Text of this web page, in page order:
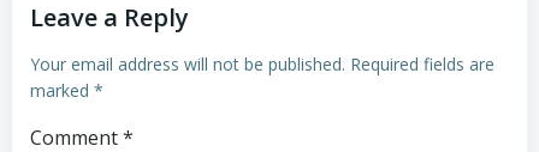
Leave a Reply
Your email address will not be published. Required fields are
marked *
Comment*